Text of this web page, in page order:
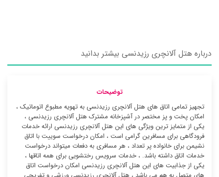
درباره هتل آلانچری رزیدنسی بیشتر بدانید
توضیحات
تجهیز تمامی اتاق های هتل آلانچری رزیدنسی به تهویه مطبوع اتوماتیک ،
امکان پخت و پز مختصر در آشپزخانه مشترک هتل آلانچری رزیدنسی ،
یکی از متمایز ترین ویژگی های این هتل آلانچری رزیدنسی ارائه خدمات
فرودگاهی برای مسافرین گرامی است ، امکان درخواست سوییت با اتاق
نشیمن برای خانواده پر تعداد ، هر مسافری به دفعات میتواند درخواست
خدمات اتاق داشته باشد. ، خدمات سرویس رختشویی برای همه اتاقها ،
یکی از جذابیت های این هتل آلانچری رزیدنسی امکان درخواست اتاق